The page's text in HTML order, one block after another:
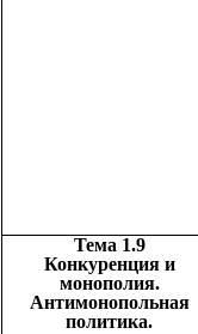
Тема 1.9
Конкуренция и
монополия.
Антимонопольная
политика.